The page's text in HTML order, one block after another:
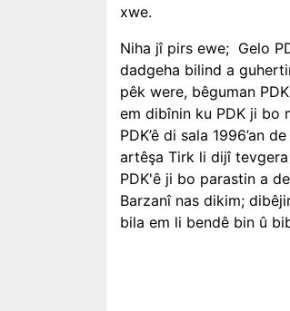
xwe.
Niha jî pirs ewe; Gelo
dadgeha bilind a
pêk were, bêguman
em dibînin ku PDK ji bo
PDK’ê di sala 1996’an de
artêşa Tirk li dijî
PDK'ê ji bo parastin a
Barzanî nas dikim;
bila em li bendê bin û